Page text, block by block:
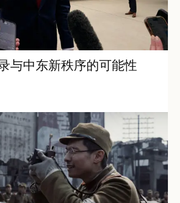
与中东新秩序的可能性